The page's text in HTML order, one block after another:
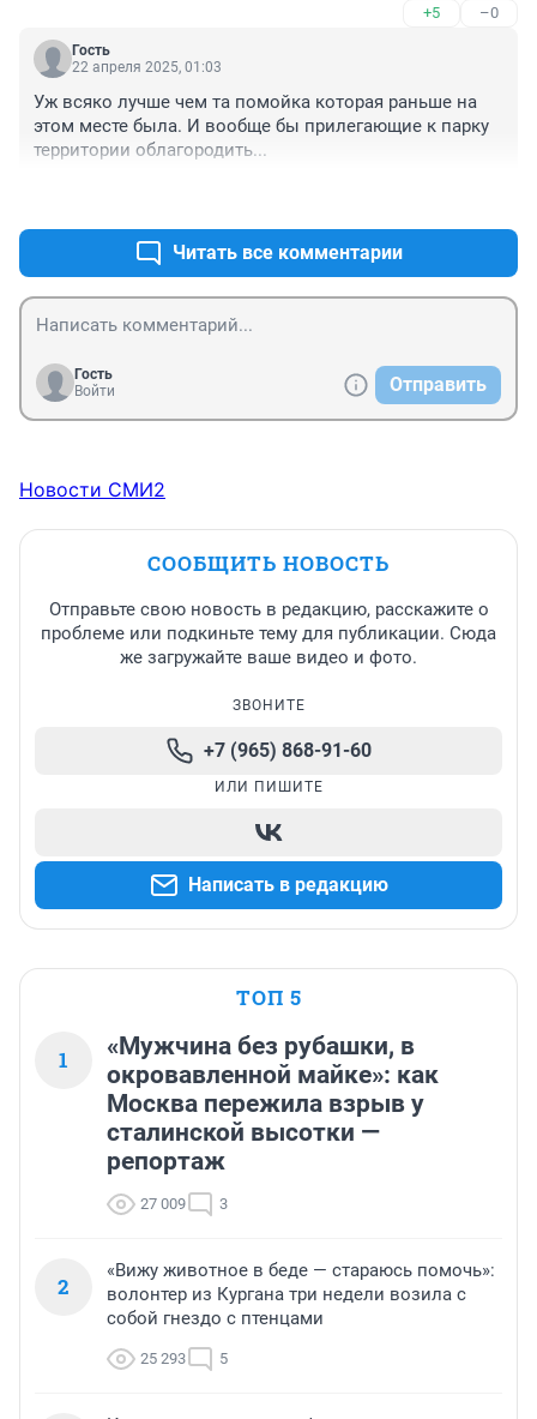
+5 –0
Гость
22 апреля 2025, 01:03
Уж всяко лучше чем та помойка которая раньше на
этом месте была. И вообще бы прилегающие к парку
территории облагородить...
Читать все комментарии
Гость
Войти
Отправить
Новости СМИ2
СООБЩИТЬ НОВОСТЬ
Отправьте свою новость в редакцию, расскажите о
проблеме или подкиньте тему для публикации. Сюда
же загружайте ваше видео и фото.
ЗВОНИТЕ
+7 (965) 868-91-60
ИЛИ ПИШИТЕ
Написать в редакцию
ТОП 5
1
«Мужчина без рубашки, в
окровавленной майке»: как
Москва пережила взрыв у
сталинской высотки —
репортаж
27 009 3
2
«Вижу животное в беде — стараюсь помочь»:
волонтер из Кургана три недели возила с
собой гнездо с птенцами
25 293 5